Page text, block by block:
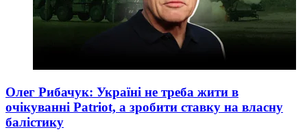
Олег Рибачук: Україні не треба жити в
очікуванні Patriot, а зробити ставку на власну
балістику